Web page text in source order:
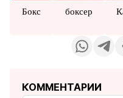
Бокс боксер
КОММЕНТАРИИ